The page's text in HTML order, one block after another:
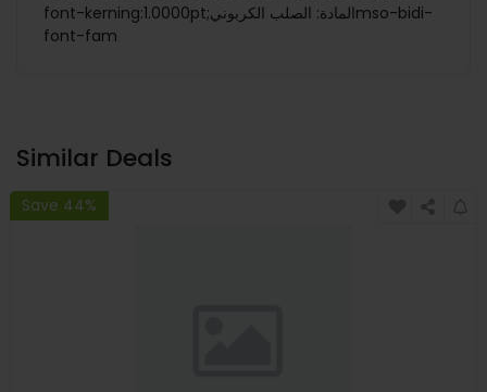
font-kerning:1.0000pt;المادة: الصلب الكربونيmso-bidi-
font-fam
Similar Deals
Save 44%